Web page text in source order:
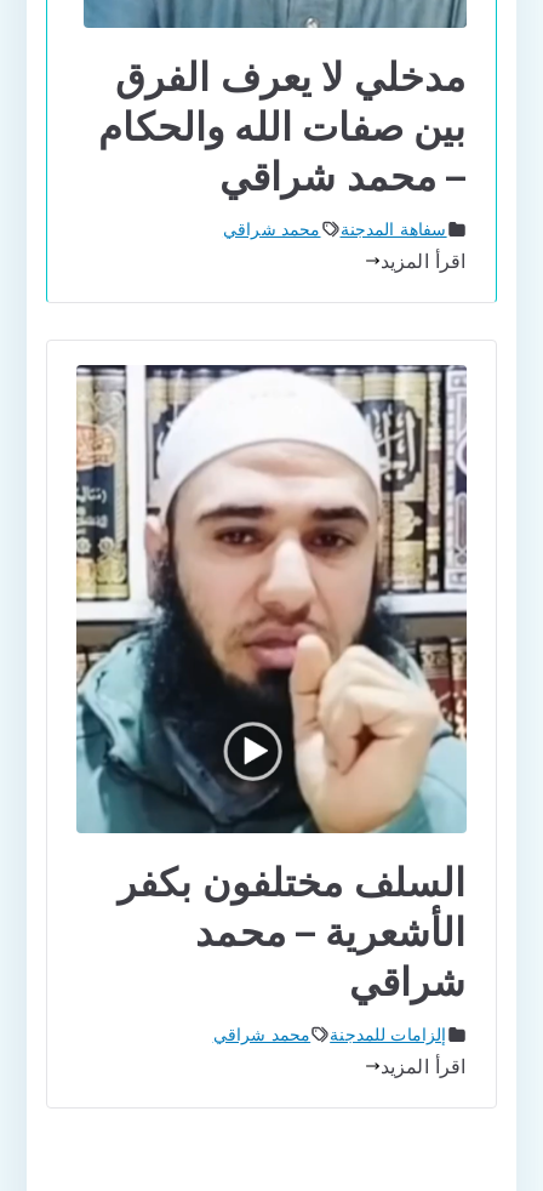
مدخلي لا يعرف الفرق
بين صفات الله والحكام
– محمد شراقي
سفاهة المدجنة محمد شراقي
اقرأ المزيد
السلف مختلفون بكفر
الأشعرية – محمد
شراقي
إلزامات للمدجنة محمد شراقي
اقرأ المزيد